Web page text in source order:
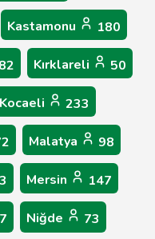
Kastamonu 180
82 Kırklareli 50
Kocaeli 233
Malatya 98
Mersin 147
Niğde 73